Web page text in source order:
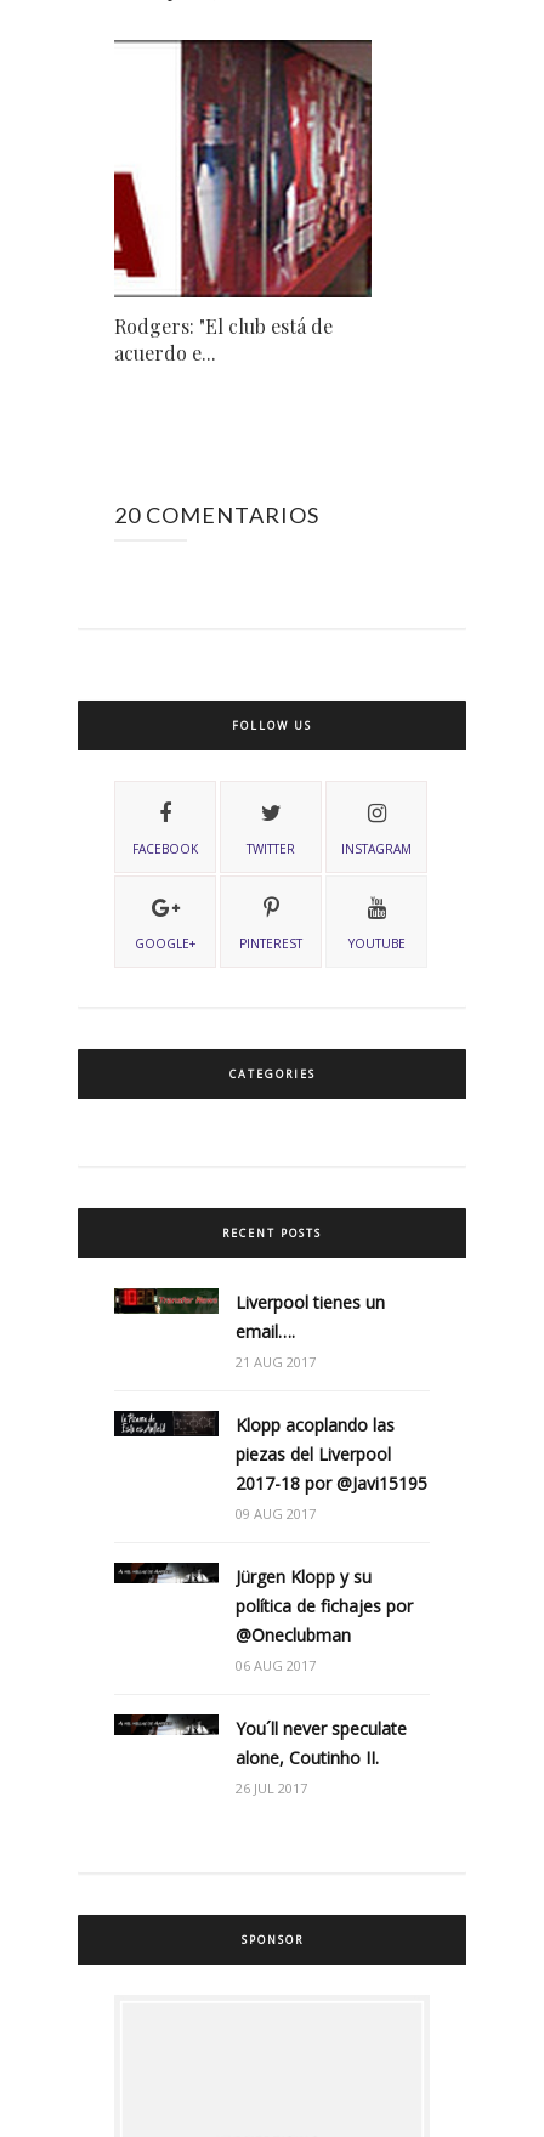
Rodgers: "El club está de
acuerdo e...
20 COMENTARIOS
FOLLOW US
FACEBOOK TWITTER INSTAGRAM
GOOGLE+ PINTEREST YOUTUBE
CATEGORIES
RECENT POSTS
Liverpool tienes un
email….
21 AUG 2017
Klopp acoplando las
piezas del Liverpool
2017-18 por @Javi15195
09 AUG 2017
Jürgen Klopp y su
política de fichajes por
@Oneclubman
06 AUG 2017
You´ll never speculate
alone, Coutinho II.
26 JUL 2017
SPONSOR